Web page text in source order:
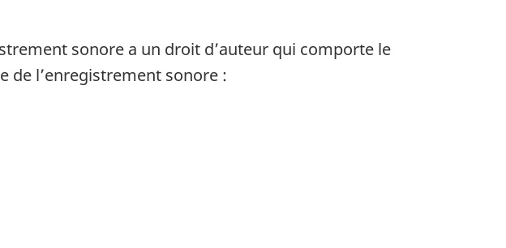
sonore a un droit d’auteur qui comporte le
de l’enregistrement sonore :